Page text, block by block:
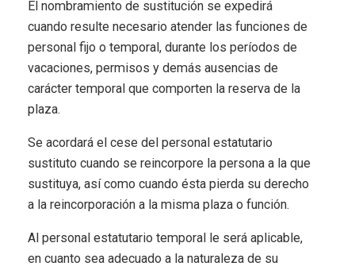
El nombramiento de sustitución se expedirá
cuando resulte necesario atender las funciones de
personal fijo o temporal, durante los períodos de
vacaciones, permisos y demás ausencias de
carácter temporal que comporten la reserva de la
plaza.
Se acordará el cese del personal estatutario
sustituto cuando se reincorpore la persona a la que
sustituya, así como cuando ésta pierda su derecho
a la reincorporación a la misma plaza o función.
Al personal estatutario temporal le será aplicable,
en cuanto sea adecuado a la naturaleza de su